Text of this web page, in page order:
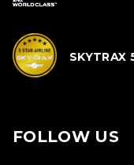
SKYTRAX
FOLLOW US